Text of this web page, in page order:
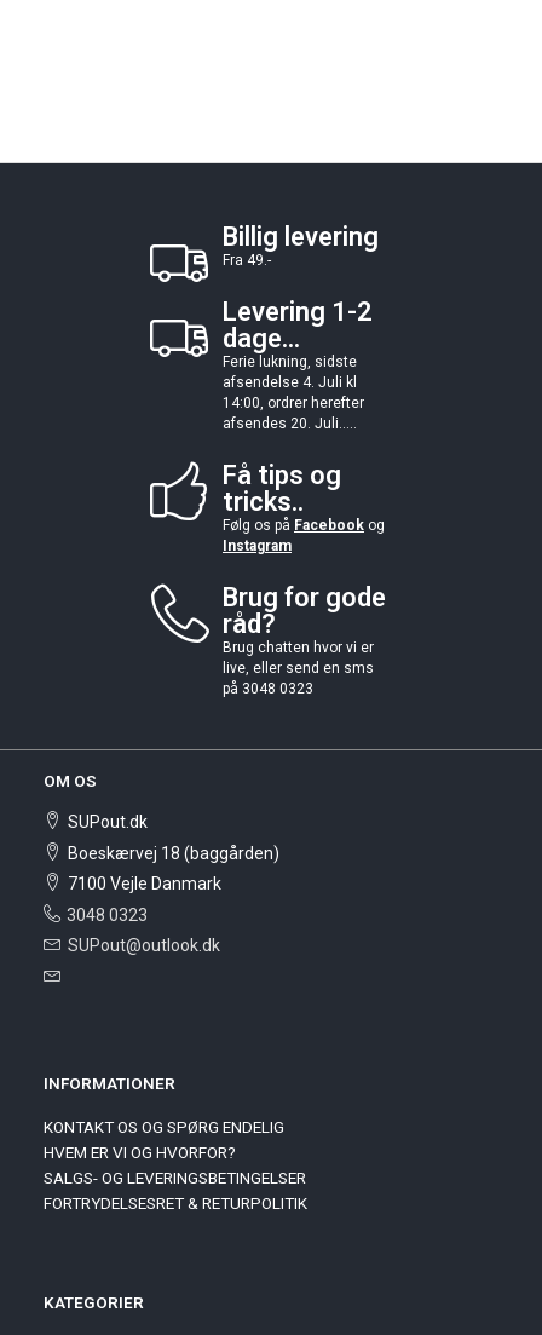
Billig levering
Fra 49.-
Levering 1-2
dage...
Ferie lukning, sidste
afsendelse 4. Juli kl
14:00, ordrer herefter
afsendes 20. Juli.....
Få tips og
tricks..
Følg os på Facebook og
Instagram
Brug for gode
råd?
Brug chatten hvor vi er
live, eller send en sms
på 3048 0323
OM OS
SUPout.dk
Boeskærvej 18 (baggården)
7100 Vejle Danmark
3048 0323
SUPout@outlook.dk
INFORMATIONER
KONTAKT OS OG SPØRG ENDELIG
HVEM ER VI OG HVORFOR?
SALGS- OG LEVERINGSBETINGELSER
FORTRYDELSESRET & RETURPOLITIK
KATEGORIER